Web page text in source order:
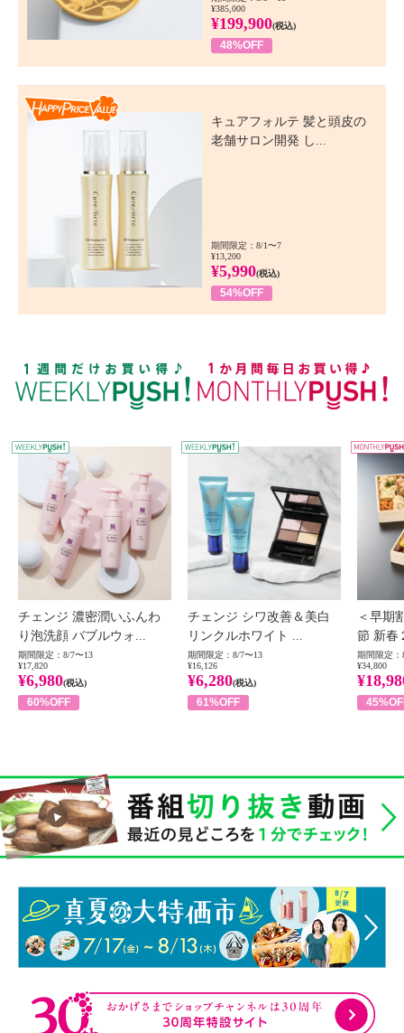
¥385,000
¥199,900(税込)
48%OFF
キュアフォルテ 髪と頭皮の
老舗サロン開発 し...
期間限定：8/1〜7
¥13,200
¥5,990(税込)
54%OFF
WEEKLY PUSH
チェンジ 濃密潤いふんわ
り泡洗顔 バブルウォ...
期間限定：8/7〜13
¥17,820
¥6,980(税込)
60%OFF
チェンジ シワ改善＆美白
リンクルホワイト ...
期間限定：8/7〜13
¥16,126
¥6,280(税込)
61%OFF
＜早期
節 新春
期間限定：
¥34,800